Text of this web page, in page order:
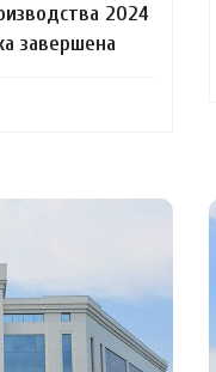
2024
завершена